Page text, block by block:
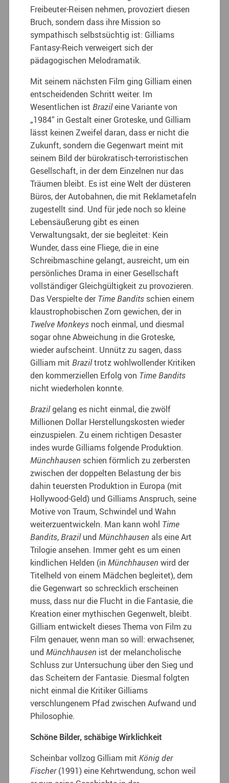
Freibeuter-Reisen nehmen, provoziert diesen
Bruch, sondern dass ihre Mission so
sympathisch selbstsüchtig ist: Gilliams
Fantasy-Reich verweigert sich der
pädagogischen Melodramatik.
Mit seinem nächsten Film ging Gilliam einen
entscheidenden Schritt weiter. Im
Wesentlichen istBrazileine Variante von
„1984“ in Gestalt einer Groteske, und Gilliam
lässt keinen Zweifel daran, dass er nicht die
Zukunft, sondern die Gegenwart meint mit
seinem Bild der bürokratisch-terroristischen
Gesellschaft, in der dem Einzelnen nur das
Träumen bleibt. Es ist eine Welt der düsteren
Büros, der Autobahnen, die mit Reklametafeln
zugestellt sind. Und für jede noch so kleine
Lebensäußerung gibt es einen
Verwaltungsakt, der sie begleitet: Kein
Wunder, dass eine Fliege, die in eine
Schreibmaschine gelangt, ausreicht, um ein
persönliches Drama in einer Gesellschaft
vollständiger Gleichgültigkeit zu provozieren.
Das Verspielte derTime Bandits schien einem
klaustrophobischen Zorn gewichen, der in
Twelve Monkeys noch einmal, und diesmal
sogar ohne Abweichung in die Groteske,
wieder aufscheint. Unnütz zu sagen, dass
Gilliam mitBraziltrotz wohlwollender Kritiken
den kommerziellen Erfolg von Time Bandits
nicht wiederholen konnte.
Brazilgelang es nicht einmal, die zwölf
Millionen Dollar Herstellungskosten wieder
einzuspielen. Zu einem richtigen Desaster
indes wurde Gilliams folgende Produktion.
Münchhausen schien förmlich zu zerbersten
zwischen der doppelten Belastung der bis
dahin teuersten Produktion in Europa (mit
Hollywood-Geld) und Gilliams Anspruch, seine
Motive von Traum, Schwindel und Wahn
weiterzuentwickeln. Man kann wohl Time
Bandits,BrazilundMünchhausen als eine Art
Trilogie ansehen. Immer geht es um einen
kindlichen Helden (inMünchhausen wird der
Titelheld von einem Mädchen begleitet), dem
die Gegenwart so schrecklich erscheinen
muss, dass nur die Flucht in die Fantasie, die
Kreation einer mythischen Gegenwelt, bleibt.
Gilliam entwickelt dieses Thema von Film zu
Film genauer, wenn man so will: erwachsener,
undMünchhausen ist der melancholische
Schluss zur Untersuchung über den Sieg und
das Scheitern der Fantasie. Diesmal folgten
nicht einmal die Kritiker Gilliams
verschlungenem Pfad zwischen Aufwand und
Philosophie.
Schöne Bilder, schäbige Wirklichkeit
Scheinbar vollzog Gilliam mitKönig der
Fischer(1991) eine Kehrtwendung, schon weil